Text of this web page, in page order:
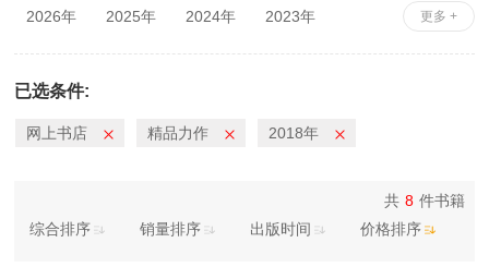
更多 +
2026年 2025年 2024年
2023年
2010年
已选条件:
网上书店 精品力作 2018年
综合排序 销量排序 出版时间 价格排序
共 8 件书籍